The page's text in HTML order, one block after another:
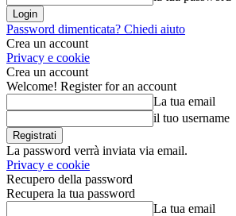
Password dimenticata? Chiedi aiuto
Crea un account
Privacy e cookie
Crea un account
Welcome! Register for an account
La tua email
il tuo username
La password verrà inviata via email.
Privacy e cookie
Recupero della password
Recupera la tua password
La tua email